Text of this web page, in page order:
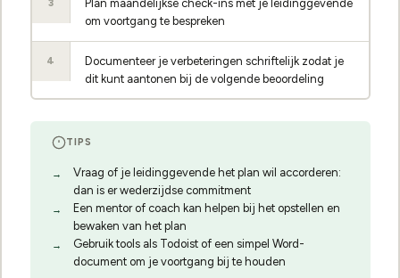
3
Plan maandelijkse check-ins met je leidinggevende
om voortgang te bespreken
4
Documenteer je verbeteringen schriftelijk zodat je
dit kunt aantonen bij de volgende beoordeling
TIPS
Vraag of je leidinggevende het plan wil accorderen:
dan is er wederzijdse commitment
Een mentor of coach kan helpen bij het opstellen en
bewaken van het plan
Gebruik tools als Todoist of een simpel Word-
document om je voortgang bij te houden